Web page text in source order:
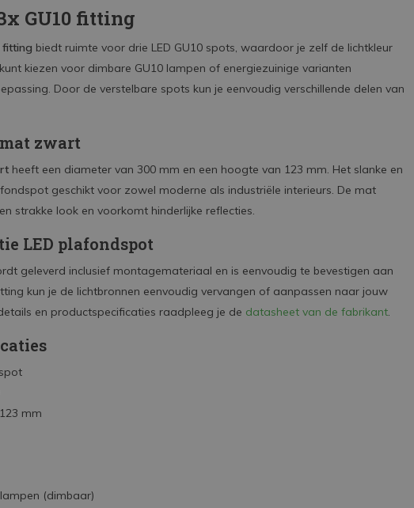
GU10 fitting
fitting biedt ruimte voor drie LED GU10 spots, waardoor je zelf de lichtkleur
kiezen voor dimbare GU10 lampen of energiezuinige varianten
Door de verstelbare spots kun je eenvoudig verschillende delen van
zwart
heeft een diameter van 300 mm en een hoogte van 123 mm. Het slanke en
geschikt voor zowel moderne als industriële interieurs. De mat
strakke look en voorkomt hinderlijke reflecties.
LED plafondspot
geleverd inclusief montagemateriaal en is eenvoudig te bevestigen aan
kun je de lichtbronnen eenvoudig vervangen of aanpassen naar jouw
en productspecificaties raadpleeg je de datasheet van de fabrikant.
mm
(dimbaar)